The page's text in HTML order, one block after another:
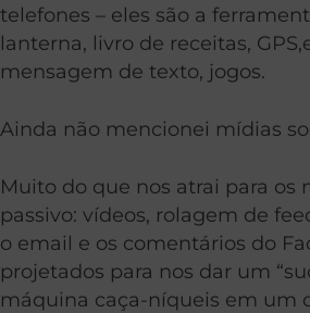
telefones – eles são a
lanterna, livro de receitas,
mensagem de texto, jogos.
Ainda não mencionei mídias
Muito do que nos atrai para os
passivo: vídeos, rolagem de
o email e os comentários do
projetados para nos dar um
máquina caça-níqueis em um